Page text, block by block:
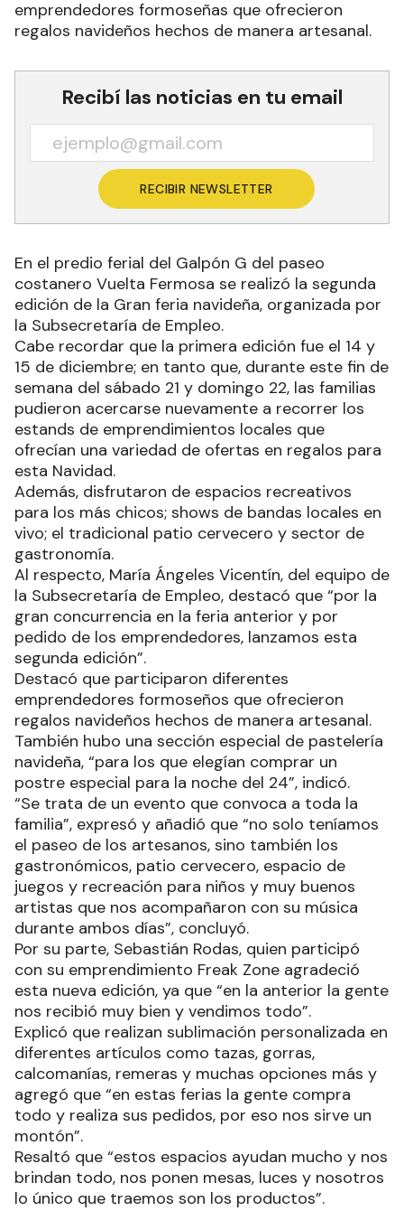
emprendedores formoseñas que ofrecieron
regalos navideños hechos de manera artesanal.
Recibí las noticias en tu email
RECIBIR NEWSLETTER
En el predio ferial del Galpón G del paseo
costanero Vuelta Fermosa se realizó la segunda
edición de la Gran feria navideña, organizada por
la Subsecretaría de Empleo.
Cabe recordar que la primera edición fue el 14 y
15 de diciembre; en tanto que, durante este fin de
semana del sábado 21 y domingo 22, las familias
pudieron acercarse nuevamente a recorrer los
estands de emprendimientos locales que
ofrecían una variedad de ofertas en regalos para
esta Navidad.
Además, disfrutaron de espacios recreativos
para los más chicos; shows de bandas locales en
vivo; el tradicional patio cervecero y sector de
gastronomía.
Al respecto, María Ángeles Vicentín, del equipo de
la Subsecretaría de Empleo, destacó que “por la
gran concurrencia en la feria anterior y por
pedido de los emprendedores, lanzamos esta
segunda edición”.
Destacó que participaron diferentes
emprendedores formoseños que ofrecieron
regalos navideños hechos de manera artesanal.
También hubo una sección especial de pastelería
navideña, “para los que elegían comprar un
postre especial para la noche del 24”, indicó.
“Se trata de un evento que convoca a toda la
familia”, expresó y añadió que “no solo teníamos
el paseo de los artesanos, sino también los
gastronómicos, patio cervecero, espacio de
juegos y recreación para niños y muy buenos
artistas que nos acompañaron con su música
durante ambos días”, concluyó.
Por su parte, Sebastián Rodas, quien participó
con su emprendimiento Freak Zone agradeció
esta nueva edición, ya que “en la anterior la gente
nos recibió muy bien y vendimos todo”.
Explicó que realizan sublimación personalizada en
diferentes artículos como tazas, gorras,
calcomanías, remeras y muchas opciones más y
agregó que “en estas ferias la gente compra
todo y realiza sus pedidos, por eso nos sirve un
montón”.
Resaltó que “estos espacios ayudan mucho y nos
brindan todo, nos ponen mesas, luces y nosotros
lo único que traemos son los productos”.